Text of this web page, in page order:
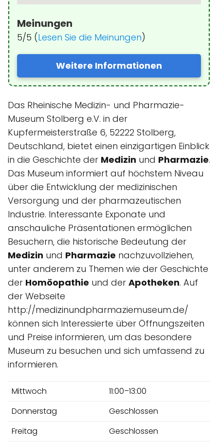
Meinungen
5/5 (Lesen Sie die Meinungen)
Weitere Informationen
Das Rheinische Medizin- und Pharmazie-
Museum Stolberg e.V. in der
Kupfermeisterstraße 6, 52222 Stolberg,
Deutschland, bietet einen einzigartigen Einblick
in die Geschichte der Medizin und Pharmazie.
Das Museum informiert auf höchstem Niveau
über die Entwicklung der medizinischen
Versorgung und der pharmazeutischen
Industrie. Interessante Exponate und
anschauliche Präsentationen ermöglichen
Besuchern, die historische Bedeutung der
Medizin und Pharmazie nachzuvollziehen,
unter anderem zu Themen wie der Geschichte
der Homöopathie und der Apotheken. Auf
der Webseite
http://medizinundpharmaziemuseum.de/
können sich Interessierte über Öffnungszeiten
und Preise informieren, um das besondere
Museum zu besuchen und sich umfassend zu
informieren.
Mittwoch
11:00–13:00
Donnerstag
Geschlossen
Freitag
Geschlossen